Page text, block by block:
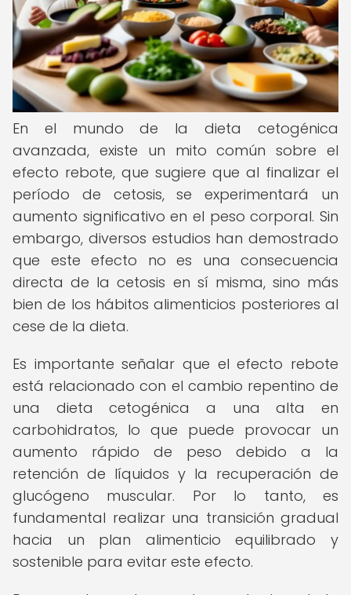
En el mundo de la dieta cetogénica
avanzada, existe un mito común sobre el
efecto rebote, que sugiere que al finalizar el
período de cetosis, se experimentará un
aumento significativo en el peso corporal. Sin
embargo, diversos estudios han demostrado
que este efecto no es una consecuencia
directa de la cetosis en sí misma, sino más
bien de los hábitos alimenticios posteriores al
cese de la dieta.
Es importante señalar que el efecto rebote
está relacionado con el cambio repentino de
una dieta cetogénica a una alta en
carbohidratos, lo que puede provocar un
aumento rápido de peso debido a la
retención de líquidos y la recuperación de
glucógeno muscular. Por lo tanto, es
fundamental realizar una transición gradual
hacia un plan alimenticio equilibrado y
sostenible para evitar este efecto.